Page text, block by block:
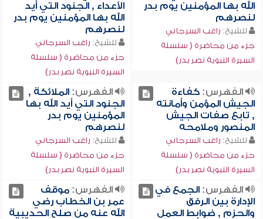
الله بها المؤمنين يوم بدر
لنصرهم
للشيخ: راغب السرجاني
جزء من محاضرة ( سلسلة
السيرة النبوية نصر بدر)
الأعداء , الجنود التي أيد
الله بها المؤمنين يوم بدر
لنصرهم
للشيخ: راغب السرجاني
جزء من محاضرة ( سلسلة
السيرة النبوية نصر بدر)
الفهرس:كفاءة
الجيش المؤمن وأمانته
, تابع صفات الجيش
المنصور وملامحه
للشيخ: راغب السرجاني
جزء من محاضرة ( سلسلة
السيرة النبوية نصر بدر)
الفهرس:الملائكة ,
الجنود التي أيد الله بها
المؤمنين يوم بدر
لنصرهم
للشيخ: راغب السرجاني
جزء من محاضرة ( سلسلة
السيرة النبوية نصر بدر)
الفهرس:الجمع في
الإدارة بين الرفق
والحزم , ضوابط العمل
الفهرس:موقف
عمر بن الخطاب رضي
الله عنه من صلح الحديبية